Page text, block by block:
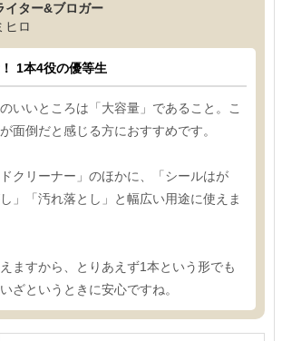
イター&ブロガー
ヒロ
1本4役の優等生
いいところは「大容量」であること。こ
面倒だと感じる方におすすめです。
ドクリーナー」のほかに、「シールはが
」「汚れ落とし」と幅広い用途に使えま
ますから、とりあえず1本という形でも
ざというときに安心ですね。